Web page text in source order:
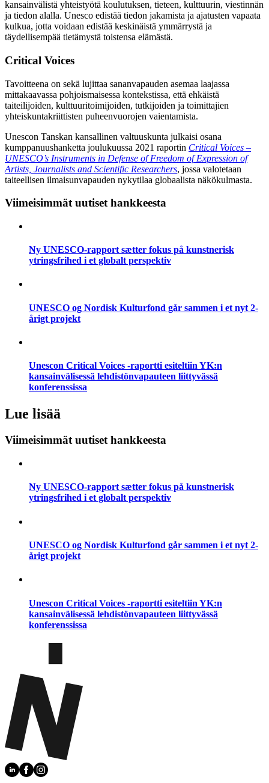
kansainvälistä yhteistyötä koulutuksen, tieteen, kulttuurin, viestinnän
ja tiedon alalla. Unesco edistää tiedon jakamista ja ajatusten vapaata
kulkua, jotta voidaan edistää keskinäistä ymmärrystä ja
täydellisempää tietämystä toistensa elämästä.
Critical Voices
Tavoitteena on sekä lujittaa sananvapauden asemaa laajassa
mittakaavassa pohjoismaisessa kontekstissa, että ehkäistä
taiteilijoiden, kulttuuritoimijoiden, tutkijoiden ja toimittajien
yhteiskuntakriittisten puheenvuorojen vaientamista.
Unescon Tanskan kansallinen valtuuskunta julkaisi osana
kumppanuushanketta joulukuussa 2021 raportin Critical Voices –
UNESCO’s Instruments in Defense of Freedom of Expression of
Artists, Journalists and Scientific Researchers, jossa valotetaan
taiteellisen ilmaisunvapauden nykytilaa globaalista näkökulmasta.
Viimeisimmät uutiset hankkeesta
Ny UNESCO-rapport sætter fokus på kunstnerisk
ytringsfrihed i et globalt perspektiv
UNESCO og Nordisk Kulturfond går sammen i et nyt 2-
årigt projekt
Unescon Critical Voices -raportti esiteltiin YK:n
kansainvälisessä lehdistönvapauteen liittyvässä
konferenssissa
Lue lisää
Viimeisimmät uutiset hankkeesta
Ny UNESCO-rapport sætter fokus på kunstnerisk
ytringsfrihed i et globalt perspektiv
UNESCO og Nordisk Kulturfond går sammen i et nyt 2-
årigt projekt
Unescon Critical Voices -raportti esiteltiin YK:n
kansainvälisessä lehdistönvapauteen liittyvässä
konferenssissa